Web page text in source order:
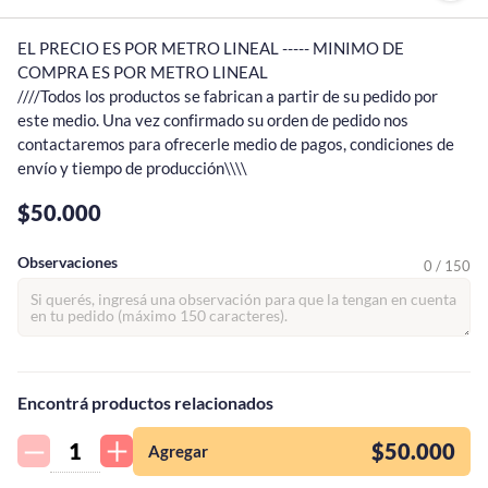
¡Quiero una
tienda así para mi
emprendimiento!
EL PRECIO ES POR METRO LINEAL ----- MINIMO DE
COMPRA ES POR METRO LINEAL
////Todos los productos se fabrican a partir de su pedido por
este medio. Una vez confirmado su orden de pedido nos
contactaremos para ofrecerle medio de pagos, condiciones de
envío y tiempo de producción\\\\
$50.000
Observaciones 0 / 150
Encontrá productos relacionados
GUARDAS PILETA(15)
Agregar $50.000